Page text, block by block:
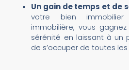
Un gain de temps et de
votre bien
immobilière, vous
sérénité en laissant à un
de s’occuper de toutes